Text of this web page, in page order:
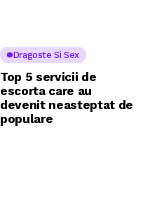
Dragoste Si Sex
Top 5 servicii de
escorta care au
devenit neasteptat de
populare